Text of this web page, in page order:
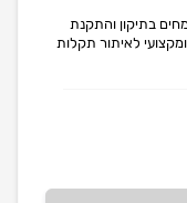
בתיקון והתקנת
לאיתור תקלות